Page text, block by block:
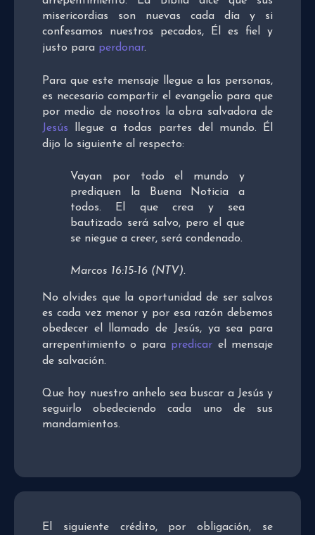
misericordias son nuevas cada día y si
confesamos nuestros pecados, Él es fiel y
justo para perdonar.
Para que este mensaje llegue a las personas,
es necesario compartir el evangelio para que
por medio de nosotros la obra salvadora de
Jesús llegue a todas partes del mundo. Él
dijo lo siguiente al respecto:
Vayan por todo el mundo y
prediquen la Buena Noticia a
todos. El que crea y sea
bautizado será salvo, pero el que
se niegue a creer, será condenado.
Marcos 16:15-16 (NTV).
No olvides que la oportunidad de ser salvos
es cada vez menor y por esa razón debemos
obedecer el llamado de Jesús, ya sea para
arrepentimiento o para predicar el mensaje
de salvación.
Que hoy nuestro anhelo sea buscar a Jesús y
seguirlo obedeciendo cada uno de sus
mandamientos.
El siguiente crédito, por obligación, se